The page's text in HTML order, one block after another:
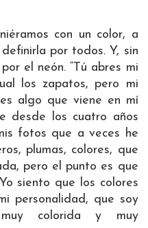
con un color, a
por todos. Y, sin
el neón. “Tú abres mi
los zapatos, pero mi
algo que viene en mí
desde los cuatro años
fotos que a veces he
plumas, colores, que
pero el punto es que
siento que los colores
personalidad, que soy
muy colorida y muy